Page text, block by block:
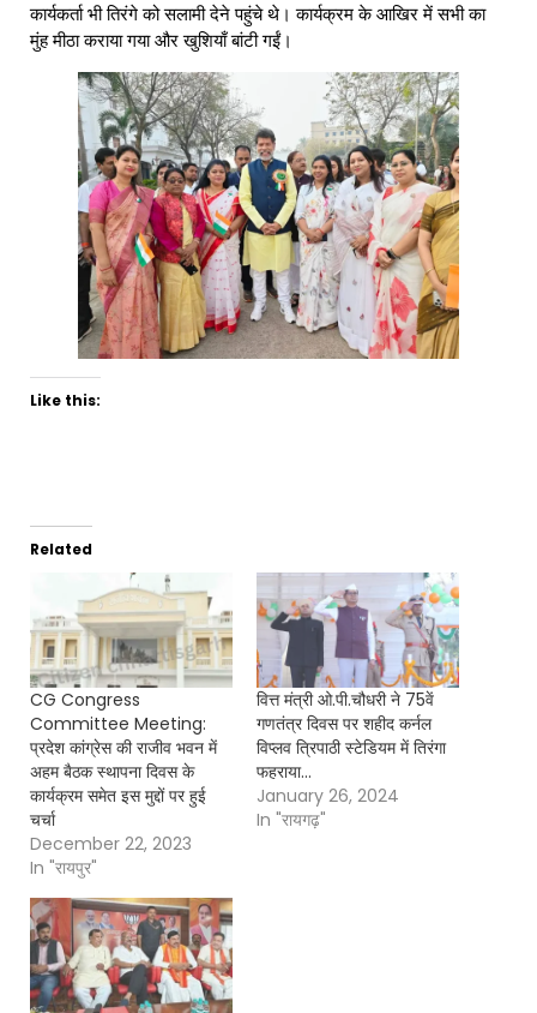
कार्यकर्ता भी तिरंगे को सलामी देने पहुंचे थे। कार्यक्रम के आखिर में सभी का
मुंह मीठा कराया गया और खुशियाँ बांटी गईं।
Like this:
Related
CG Congress
Committee Meeting:
प्रदेश कांग्रेस की राजीव भवन में
अहम बैठक स्थापना दिवस के
कार्यक्रम समेत इस मुद्दों पर हुई
चर्चा
December 22, 2023
In "रायपुर"
वित्त मंत्री ओ.पी.चौधरी ने 75वें
गणतंत्र दिवस पर शहीद कर्नल
विप्लव त्रिपाठी स्टेडियम में तिरंगा
फहराया…
January 26, 2024
In "रायगढ़"